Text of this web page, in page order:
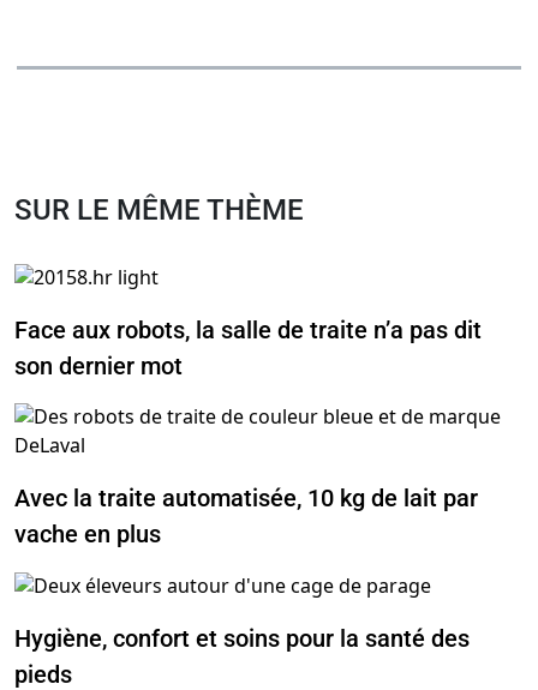
SUR LE MÊME THÈME
Face aux robots, la salle de traite n’a pas dit
son dernier mot
Avec la traite automatisée, 10 kg de lait par
vache en plus
Hygiène, confort et soins pour la santé des
pieds